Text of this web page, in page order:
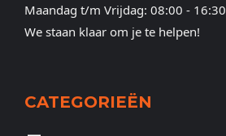
Maandag t/m Vrijdag: 08:00 - 16:30
We staan klaar om je te helpen!
CATEGORIEËN